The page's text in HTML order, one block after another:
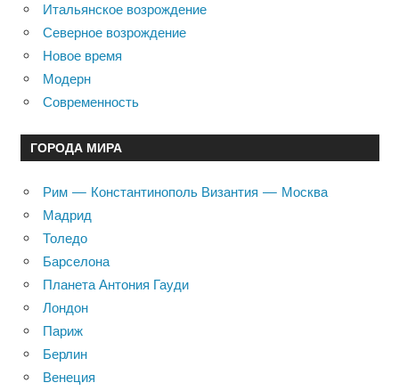
Итальянское возрождение
Северное возрождение
Новое время
Модерн
Современность
ГОРОДА МИРА
Рим — Константинополь Византия — Москва
Мадрид
Толедо
Барселона
Планета Антония Гауди
Лондон
Париж
Берлин
Венеция